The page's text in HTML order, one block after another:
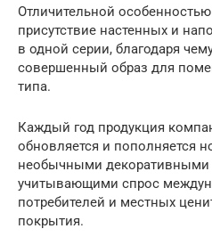
Отличительной
присутствие настенных и
в одной серии, благодаря
совершенный образ для
типа.
Каждый год продукция
обновляется и пополняется
необычными декоративными
учитывающими спрос
потребителей и местных
покрытия.